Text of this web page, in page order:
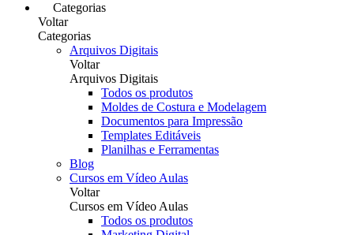
Categorias
Voltar
Categorias
Arquivos Digitais
Voltar
Arquivos Digitais
Todos os produtos
Moldes de Costura e Modelagem
Documentos para Impressão
Templates Editáveis
Planilhas e Ferramentas
Blog
Cursos em Vídeo Aulas
Voltar
Cursos em Vídeo Aulas
Todos os produtos